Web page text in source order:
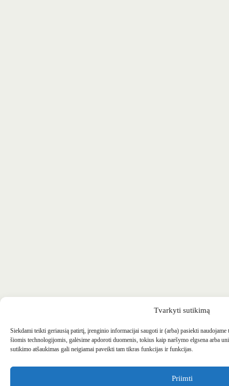
Tvarkyti sutikimą
Siekdami teikti geriausią patirtį, įrenginio informacijai saugoti ir (arba) pasiekti
šiomis technologijomis, galėsime apdoroti duomenis, tokius kaip naršymo elgsena arba
sutikimo atšaukimas gali neigiamai paveikti tam tikras funkcijas ir funkcijas.
Priimti